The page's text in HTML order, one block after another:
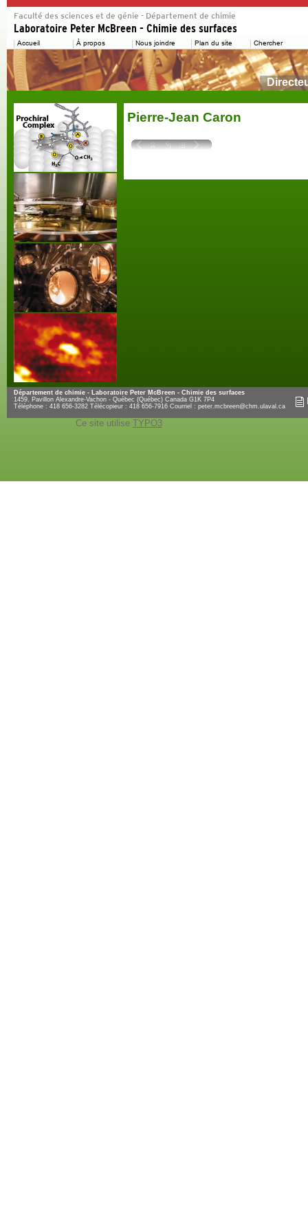
Pierre-Jean Caron
Département de chimie - Laboratoire Peter McBreen - Chimie des surfaces
1459, Pavillon Alexandre-Vachon - Québec (Québec) Canada G1K 7P4
Téléphone : 418 656-3282 Télécopieur : 418 656-7916 Courriel : peter.mcbreen@chm.ulaval.ca
Ce site utilise TYPO3